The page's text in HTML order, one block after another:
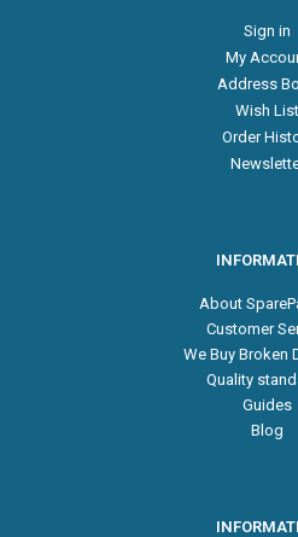
Sign in
My
Address
Wish List
Order
About
Customer
We Buy Broken
Quality
Guides
Blog